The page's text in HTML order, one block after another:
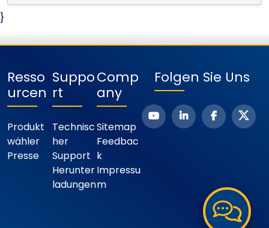
}
Resso
Urcen
Produkt
Wähler
Presse
Suppo
Rt
Technisc
Her
Support
Herunter
Ladungen
Comp
Any
Sitemap
Feedbac
K
Impressu
M
Folgen Sie Uns